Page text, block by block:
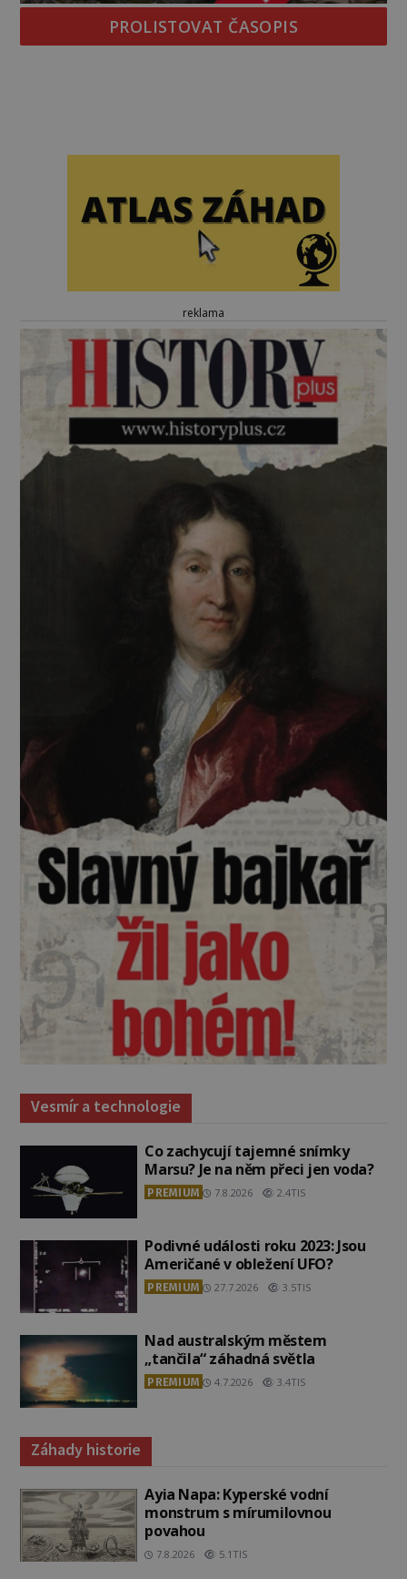
PROLISTOVAT ČASOPIS
reklama
Vesmír a technologie
Co zachycují tajemné snímky
Marsu? Je na něm přeci jen voda?
PREMIUM 7.8.2026 2.4TIS
Podivné události roku 2023: Jsou
Američané v obležení UFO?
PREMIUM 27.7.2026 3.5TIS
Nad australským městem
„tančila“ záhadná světla
PREMIUM 4.7.2026 3.4TIS
Záhady historie
Ayia Napa: Kyperské vodní
monstrum s mírumilovnou
povahou
7.8.2026 5.1TIS